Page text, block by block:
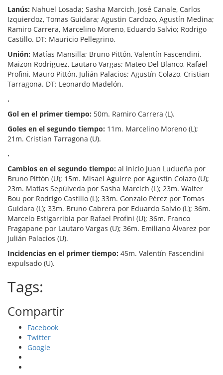
Lanús: Nahuel Losada; Sasha Marcich, José Canale, Carlos
Izquierdoz, Tomas Guidara; Agustin Cardozo, Agustín Medina;
Ramiro Carrera, Marcelino Moreno, Eduardo Salvio; Rodrigo
Castillo. DT: Mauricio Pellegrino.
Unión: Matías Mansilla; Bruno Pittón, Valentín Fascendini,
Maizon Rodriguez, Lautaro Vargas; Mateo Del Blanco, Rafael
Profini, Mauro Pittón, Julián Palacios; Agustín Colazo, Cristian
Tarragona. DT: Leonardo Madelón.
.
Gol en el primer tiempo: 50m. Ramiro Carrera (L).
Goles en el segundo tiempo: 11m. Marcelino Moreno (L);
21m. Cristian Tarragona (U).
.
Cambios en el segundo tiempo: al inicio Juan Ludueña por
Bruno Pittón (U); 15m. Misael Aguirre por Agustín Colazo (U);
23m. Matias Sepúlveda por Sasha Marcich (L); 23m. Walter
Bou por Rodrigo Castillo (L); 33m. Gonzalo Pérez por Tomas
Guidara (L); 33m. Bruno Cabrera por Eduardo Salvio (L); 36m.
Marcelo Estigarribia por Rafael Profini (U); 36m. Franco
Fragapane por Lautaro Vargas (U); 36m. Emiliano Álvarez por
Julián Palacios (U).
Incidencias en el primer tiempo: 45m. Valentín Fascendini
expulsado (U).
Tags:
Compartir
Facebook
Twitter
Google